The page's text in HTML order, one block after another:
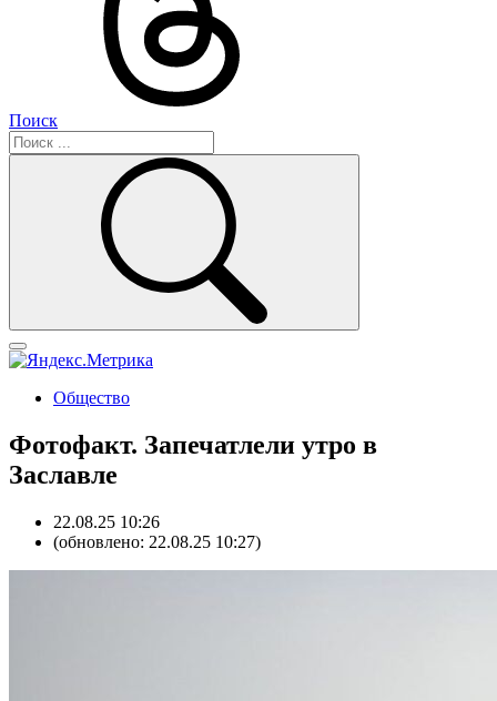
Поиск
Общество
Фотофакт. Запечатлели утро в
Заславле
22.08.25 10:26
(обновлено: 22.08.25 10:27)